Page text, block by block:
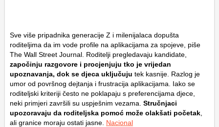
Sve više pripadnika generacije Z i milenijalaca dopušta
roditeljima da im vode profile na aplikacijama za spojeve, piše
The Wall Street Journal. Roditelji pregledavaju kandidate,
započinju razgovore i procjenjuju tko je vrijedan
upoznavanja, dok se djeca uključuju tek kasnije. Razlog je
umor od površnog dejtanja i frustracija aplikacijama. Iako se
roditeljski kriteriji često ne poklapaju s preferencijama djece,
neki primjeri završili su uspješnim vezama. Stručnjaci
upozoravaju da roditeljska pomoć može olakšati početak
ali granice moraju ostati jasne. Nacional